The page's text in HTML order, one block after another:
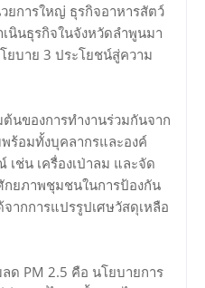
ยการใหญ่ ธุรกิจอาหารสัตว์
นินธุรกิจในจังหวัดลำพูนมา
ยบาย 3 ประโยชน์สู่ความ
นของการทำงานร่วมกันจาก
ร้อมทั้งบุคลากรและองค์
ช่น เครื่องเป่าลม และจัด
กยภาพชุมชนในการป้องกัน
ากการแปรรูปเศษวัสดุเหลือ
ด PM 2.5 คือ นโยบายการ